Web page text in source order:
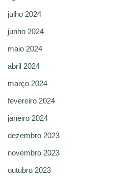
julho 2024
junho 2024
maio 2024
abril 2024
março 2024
fevereiro 2024
janeiro 2024
dezembro 2023
novembro 2023
outubro 2023